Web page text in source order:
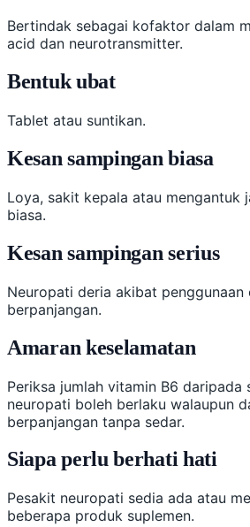
Bertindak sebagai kofaktor dalam
acid dan neurotransmitter.
Bentuk ubat
Tablet atau suntikan.
Kesan sampingan biasa
Loya, sakit kepala atau mengantuk
biasa.
Kesan sampingan serius
Neuropati deria akibat
berpanjangan.
Amaran keselamatan
Periksa jumlah vitamin B6 daripada
neuropati boleh berlaku walaupun
berpanjangan tanpa sedar.
Siapa perlu berhati hati
Pesakit neuropati sedia ada atau
beberapa produk suplemen.